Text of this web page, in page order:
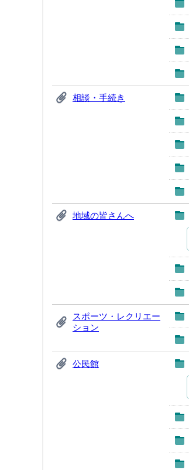
相談・手続き
地域の皆さんへ
スポーツ・レクリエー
ション
公民館